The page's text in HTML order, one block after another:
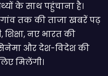
के साथ पहुंचाना है।
तक की ताजा खबरें पढ़
नए भारत की
और देश-विदेश की
मिलेंगी।